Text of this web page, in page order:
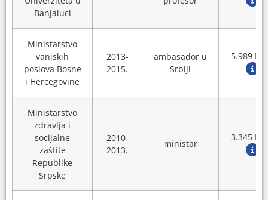
Banjaluci
Ministarstvo
vanjskih
poslova Bosne
i Hercegovine
2013-
2015.
ambasador u
Srbiji
5.989 KM
Ministarstvo
zdravlja i
socijalne
zaštite
Republike
Srpske
2010-
2013.
ministar
3.345 KM